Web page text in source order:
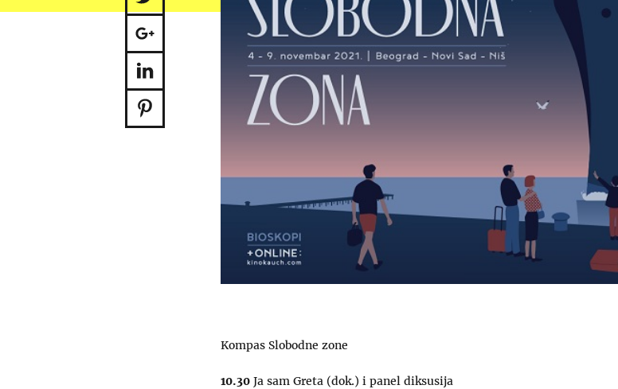
Kompas Slobodne zone
10.30 Ja sam Greta (dok.) i panel diksusija